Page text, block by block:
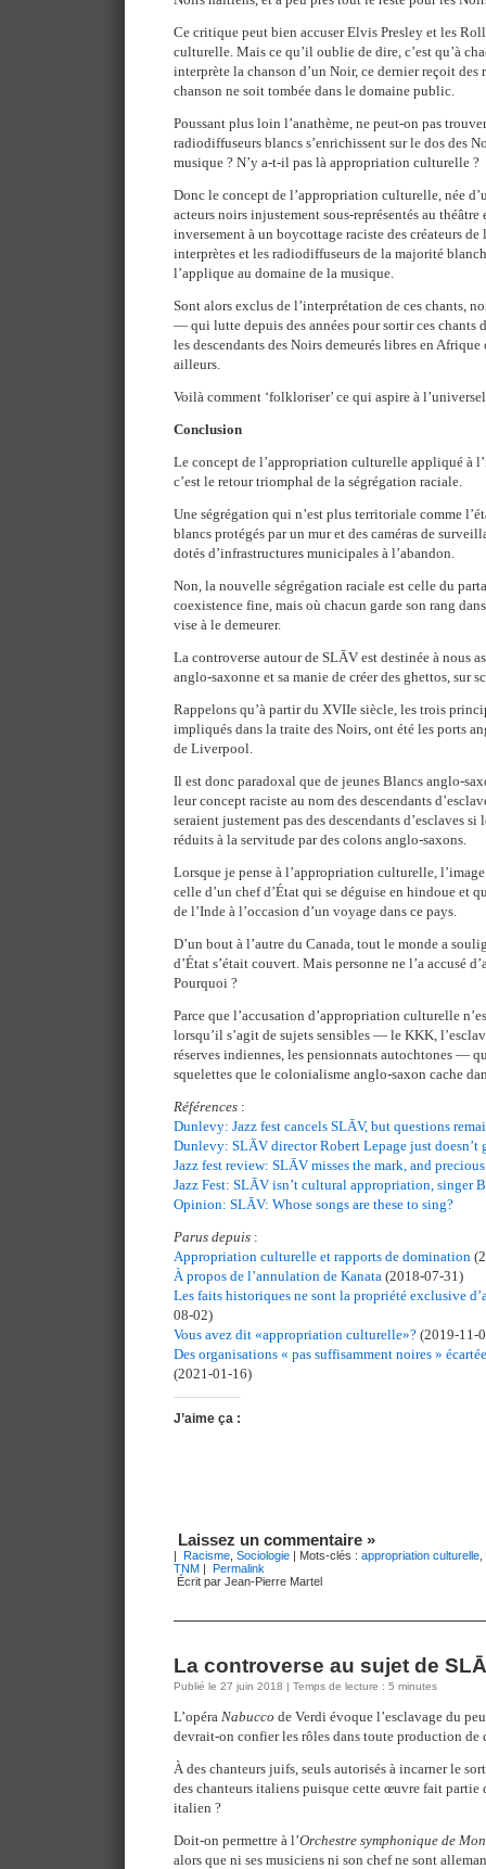
Ce critique peut bien accuser Elvis Presley et les
culturelle. Mais ce qu’il oublie de dire, c’est qu’à
interprète la chanson d’un Noir, ce dernier reçoit des
chanson ne soit tombée dans le domaine public.
Poussant plus loin l’anathème, ne peut-on pas
radiodiffuseurs blancs s’enrichissent sur le dos des
musique ? N’y a-t-il pas là appropriation culturelle ?
Donc le concept de l’appropriation culturelle, née
acteurs noirs injustement sous-représentés au théâtre
inversement à un boycottage raciste des créateurs
interprètes et les radiodiffuseurs de la majorité
l’applique au domaine de la musique.
Sont alors exclus de l’interprétation de ces chants,
— qui lutte depuis des années pour sortir ces chants
les descendants des Noirs demeurés libres en
ailleurs.
Voilà comment ‘folkloriser’ ce qui aspire à
Conclusion
Le concept de l’appropriation culturelle appliqué à
c’est le retour triomphal de la ségrégation raciale.
Une ségrégation qui n’est plus territoriale comme
blancs protégés par un mur et des caméras de
dotés d’infrastructures municipales à l’abandon.
Non, la nouvelle ségrégation raciale est celle du
coexistence fine, mais où chacun garde son rang
vise à le demeurer.
La controverse autour de SLĀV est destinée à nous
anglo-saxonne et sa manie de créer des ghettos, sur
Rappelons qu’à partir du XVIIe siècle, les trois
impliqués dans la traite des Noirs, ont été les ports
de Liverpool.
Il est donc paradoxal que de jeunes Blancs anglo-
leur concept raciste au nom des descendants
seraient justement pas des descendants d’esclaves si
réduits à la servitude par des colons anglo-saxons.
Lorsque je pense à l’appropriation culturelle,
celle d’un chef d’État qui se déguise en hindoue et
de l’Inde à l’occasion d’un voyage dans ce pays.
D’un bout à l’autre du Canada, tout le monde a
d’État s’était couvert. Mais personne ne l’a accusé
Pourquoi ?
Parce que l’accusation d’appropriation culturelle
lorsqu’il s’agit de sujets sensibles — le KKK,
réserves indiennes, les pensionnats autochtones —
squelettes que le colonialisme anglo-saxon cache
Références :
Dunlevy: Jazz fest cancels SLĀV, but questions
Dunlevy: SLĀV director Robert Lepage just doesn’t
Jazz fest review: SLĀV misses the mark, and
Jazz Fest: SLĀV isn’t cultural appropriation, singer
Opinion: SLĀV: Whose songs are these to sing?
Parus depuis :
Appropriation culturelle et rapports de domination
À propos de l’annulation de Kanata (2018-07-31)
Les faits historiques ne sont la propriété exclusive
08-02)
Vous avez dit «appropriation culturelle»? (2019-11-
Des organisations « pas suffisamment noires »
(2021-01-16)
J’aime ça :
Laissez un commentaire »
| Racisme Sociologie | Mots-clés : appropriation culturelle
TNM | Permalink
Écrit par Jean-Pierre Martel
La controverse au sujet de
Publié le 27 juin 2018 | Temps de lecture : 5 minutes
L’opéra Nabucco de Verdi évoque l’esclavage du
devrait-on confier les rôles dans toute production de
À des chanteurs juifs, seuls autorisés à incarner le
des chanteurs italiens puisque cette œuvre fait
italien ?
Doit-on permettre à l’Orchestre symphonique de
alors que ni ses musiciens ni son chef ne sont